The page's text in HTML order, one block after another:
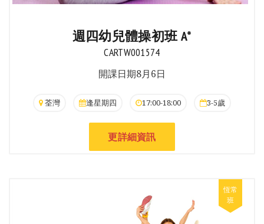
週四幼兒體操初班 A*
CARTW001574
開課日期8月6日
荃灣 逢星期四 17:00-18:00 3-5歲
更詳細資訊